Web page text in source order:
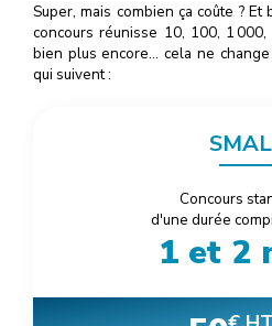
Super, mais combien ça coûte ?
concours réunisse 10, 100, 1000,
bien plus encore… cela ne
qui suivent :
Concours
d'une durée
1 et 2